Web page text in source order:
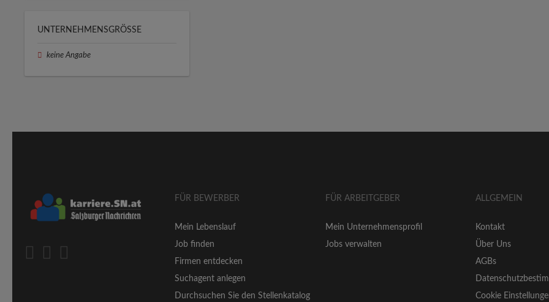
UNTERNEHMENSGRÖSSE
keine Angabe
FÜR BEWERBER
Mein Lebenslauf
Job finden
Firmen entdecken
Suchagent anlegen
Durchsuchen Sie den Stellenkatalog
FÜR ARBEITGEBER
Mein Unternehmensprofil
Jobs verwalten
ALLGEMEIN
Kontakt
Über Uns
AGBs
Cookie